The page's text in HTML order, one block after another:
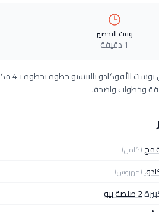
وقت التحضير
1 دقيقة
وخطوات واضحة.
(كامل)
(مهروس)
2 صلصة بيو